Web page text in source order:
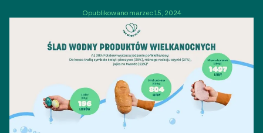
Opublikowano marzec 15, 2024